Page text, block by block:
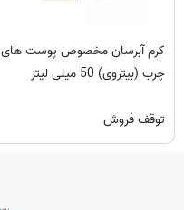
کرم آبرسان مخصوص پوست های
چرب (بیتروی) 50 میلی لیتر
توقف فروش